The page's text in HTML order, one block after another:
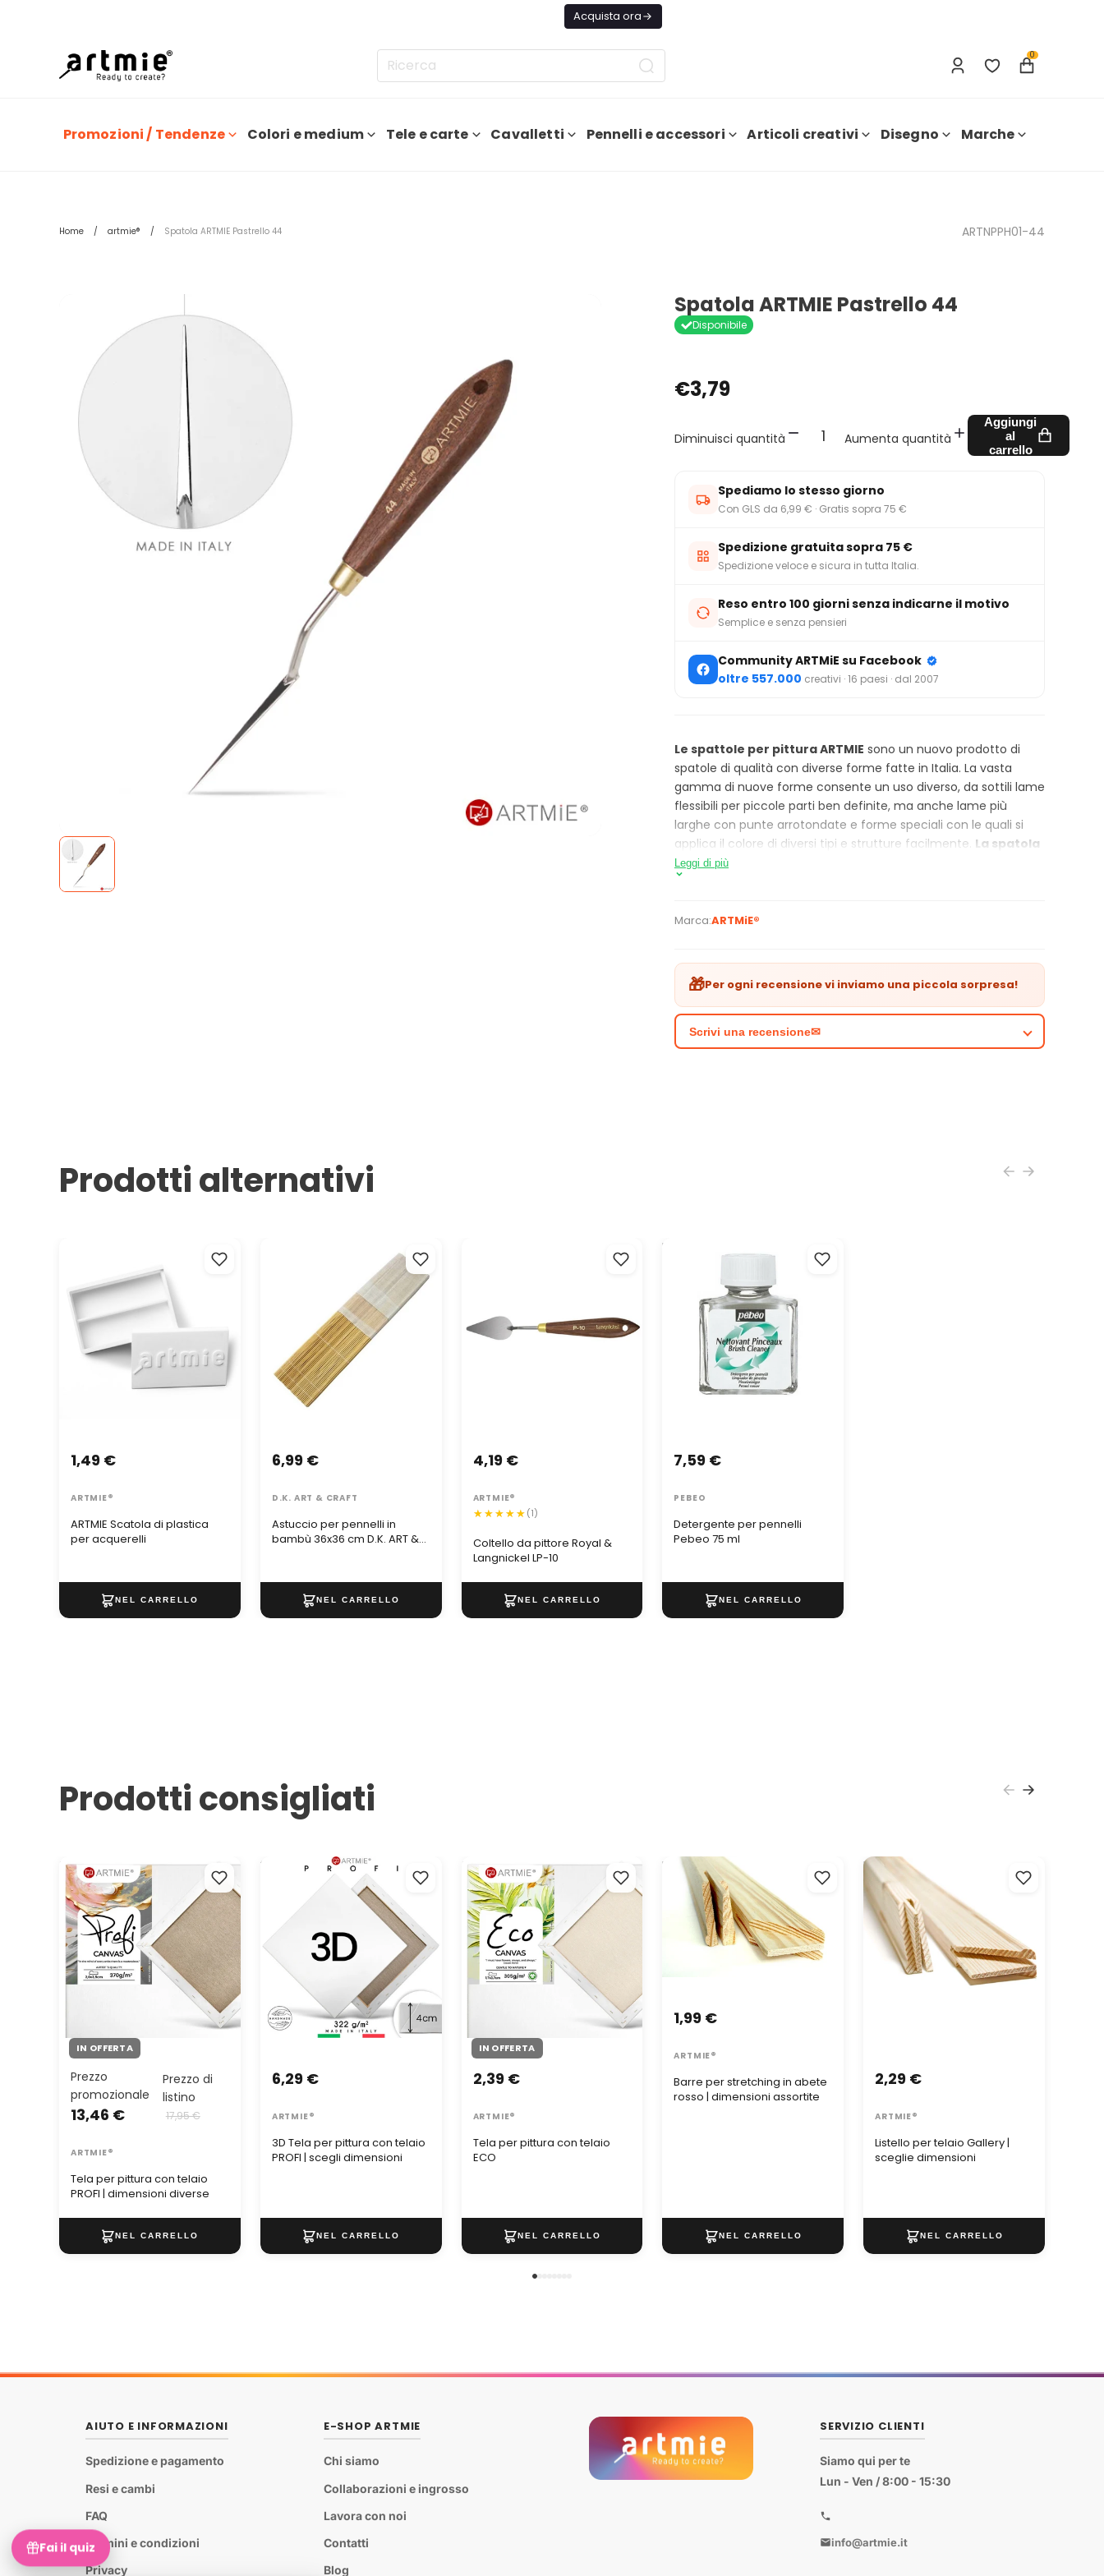
Acquista ora
0
Promozioni / Tendenze Colori e medium Tele e carte Cavalletti Pennelli e accessori Articoli creativi Disegno Marche
Home artmie® Spatola ARTMIE Pastrello 44 ARTNPPH01-44
Spatola ARTMIE Pastrello 44
Disponibile
€3,79
Diminuisci quantità Aumenta quantità
Aggiungi
al
carrello
Spediamo lo stesso giorno
Con GLS da 6,99 € · Gratis sopra 75 €
Spedizione gratuita sopra 75 €
Spedizione veloce e sicura in tutta Italia.
Reso entro 100 giorni senza indicarne il motivo
Semplice e senza pensieri
Community ARTMiE su Facebook
oltre 557.000 creativi · 16 paesi · dal 2007
Le spattole per pittura ARTMIE sono un nuovo prodotto di
spatole di qualità con diverse forme fatte in Italia. La vasta
gamma di nuove forme consente un uso diverso, da sottili lame
flessibili per piccole parti ben definite, ma anche lame più
larghe con punte arrotondate e forme speciali con le quali si
applica il colore di diversi tipi e strutture facilmente. La spatola
ha una lama fatta da acciao temperato inossidabile aguzzato a
mano, per garantire una flessibilità ottimale. La superficie liscia
modo uguale. Il manico ergonomico e funzionale è fatto da
lucidato.
La spatola ARTMIEgrazie a queste capacità è
caratterizzata dalla sua lavorazione precisa e si usa
dappertutto.
caratteristiche del prodotto:
Leggi di più
Marca:ARTMiE®
🎁Per ogni recensione vi inviamo una piccola sorpresa!
Scrivi una recensione✉
Prodotti alternativi
ARTMIE Scatola di plastica
per acquerelli
1,49 €
ARTMIE®
36x36 cm D.K. ART & CRAFT
Astuccio per pennelli in
bambù 36x36 cm D.K. ART &
6,99 €
D.K. ART & CRAFT
Coltello da pittore Royal &
Langnickel LP-10
4,19 €
ARTMIE®
(1)
Detergente per pennelli Pebeo
Detergente per pennelli
Pebeo 75 ml
7,59 €
PEBEO
Prodotti consigliati
Tela per pittura con telaio
PROFI | dimensioni diverse
IN OFFERTA
Tela per pittura con telaio
PROFI | dimensioni diverse
Prezzo
promozionale
13,46 €
Prezzo di
listino
17,95 €
ARTMIE®
3D Tela per pittura con telaio
PROFI | scegli dimensioni
3D Tela per pittura con telaio
PROFI | scegli dimensioni
6,29 €
ARTMIE®
Tela per pittura con telaio ECO
IN OFFERTA
Tela per pittura con telaio
ECO
2,39 €
ARTMIE®
Barre per stretching in abete
rosso | dimensioni assortite
Barre per stretching in abete
rosso | dimensioni assortite
1,99 €
ARTMIE®
Listello per telaio Gallery |
sceglie dimensioni
Listello per telaio Gallery |
sceglie dimensioni
2,29 €
ARTMIE®
AIUTO E INFORMAZIONI
Spedizione e pagamento
Resi e cambi
FAQ
Termini e condizioni
Privacy
E-SHOP ARTMIE
Chi siamo
Collaborazioni e ingrosso
Lavora con noi
Contatti
Blog
SERVIZIO CLIENTI
Siamo qui per te
Lun - Ven / 8:00 - 15:30
info@artmie.it
Fai il quiz